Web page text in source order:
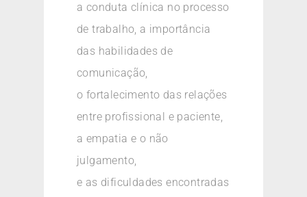
a conduta clínica no processo
de trabalho, a importância
das habilidades de
comunicação,
o fortalecimento das relações
entre profissional e paciente,
a empatia e o não
julgamento,
e as dificuldades encontradas